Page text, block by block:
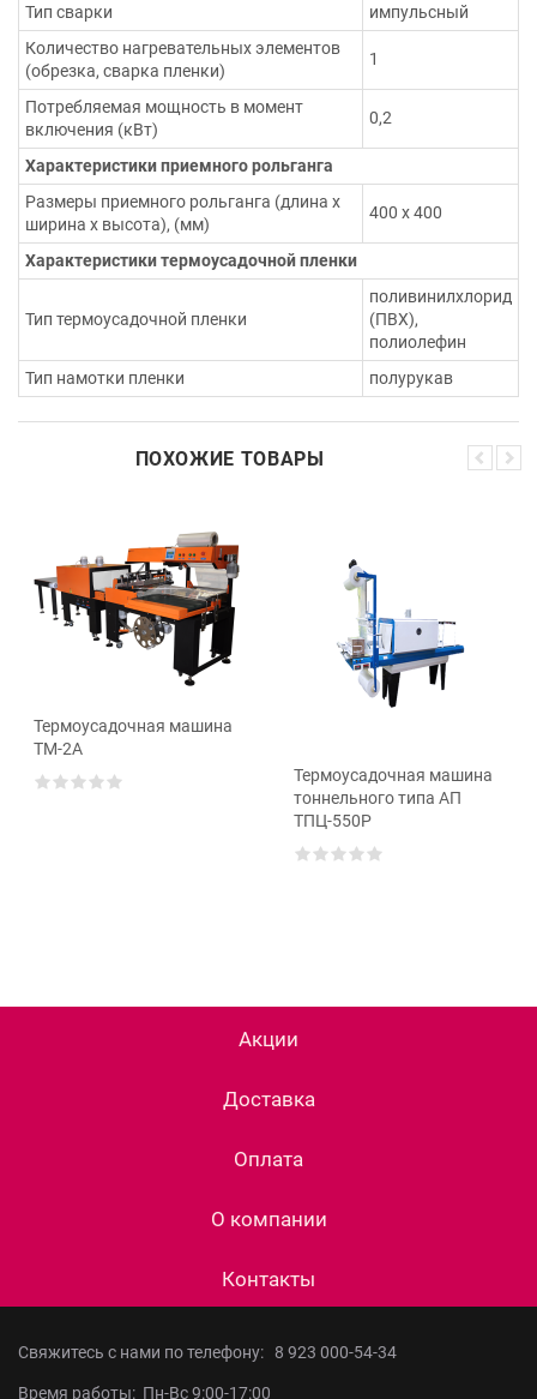
Тип сварки
импульсный
Количество нагревательных элементов
(обрезка, сварка пленки)
1
Потребляемая мощность в момент
включения (кВт)
0,2
Характеристики приемного рольганга
Размеры приемного рольганга (длина х
ширина х высота), (мм)
400 х 400
Характеристики термоусадочной пленки
Тип термоусадочной пленки
поливинилхлорид
(ПВХ),
полиолефин
Тип намотки пленки
полурукав
ПОХОЖИЕ ТОВАРЫ
Термоусадочная машина
ТМ-2А
Термоусадочная машина
тоннельного типа АП
ТПЦ-550Р
Акции
Доставка
Оплата
О компании
Контакты
Свяжитесь с нами по телефону: 8 923 000-54-34
Время работы: Пн-Вс 9:00-17:00